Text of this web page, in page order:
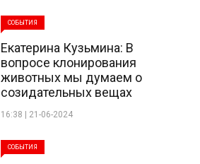
СОБЫТИЯ
Екатерина Кузьмина: В
вопросе клонирования
животных мы думаем о
созидательных вещах
16:38 | 21-06-2024
СОБЫТИЯ